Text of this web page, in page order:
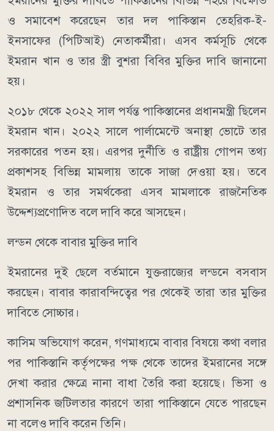
ও সমাবেশ করেছেন তার দল পাকিস্তান তেহরিক-ই-
ইনসাফের (পিটিআই) নেতাকর্মীরা। এসব কর্মসূচি থেকে
ইমরান খান ও তার স্ত্রী বুশরা বিবির মুক্তির দাবি জানানো
হয়।
২০১৮ থেকে ২০২২ সাল পর্যন্ত পাকিস্তানের প্রধানমন্ত্রী ছিলেন
ইমরান খান। ২০২২ সালে পার্লামেন্টে অনাস্থা ভোটে তার
সরকারের পতন হয়। এরপর দুর্নীতি ও রাষ্ট্রীয় গোপন তথ্য
প্রকাশসহ বিভিন্ন মামলায় তাকে সাজা দেওয়া হয়। তবে
ইমরান ও তার সমর্থকেরা এসব মামলাকে রাজনৈতিক
উদ্দেশ্যপ্রণোদিত বলে দাবি করে আসছেন।
লন্ডন থেকে বাবার মুক্তির দাবি
ইমরানের দুই ছেলে বর্তমানে যুক্তরাজ্যের লন্ডনে বসবাস
করছেন। বাবার কারাবন্দিত্বের পর থেকেই তারা তার মুক্তির
দাবিতে সোচ্চার।
কাসিম অভিযোগ করেন, গণমাধ্যমে বাবার বিষয়ে কথা বলার
পর পাকিস্তানি কর্তৃপক্ষের পক্ষ থেকে তাদের ইমরানের সঙ্গে
দেখা করার ক্ষেত্রে নানা বাধা তৈরি করা হয়েছে। ভিসা ও
প্রশাসনিক জটিলতার কারণে তারা পাকিস্তানে যেতে পারছেন
না বলেও দাবি করেন তিনি।